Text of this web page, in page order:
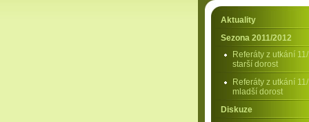
Aktuality
Sezona 2011/2012
Referáty z utkání
starší dorost
Referáty z utkání
mladší dorost
Diskuze